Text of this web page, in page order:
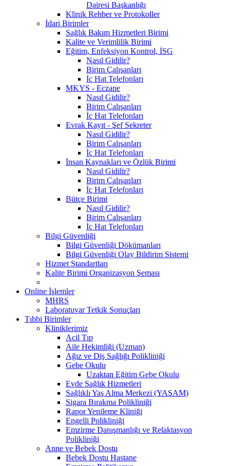
Dairesi Başkanlığı
Klinik Rehber ve Protokoller
İdari Birimler
Sağlık Bakım Hizmetleri Birimi
Kalite ve Verimlilik Birimi
Eğitim, Enfeksiyon Kontrol, İSG
Nasıl Gidilir?
Birim Çalışanları
İç Hat Telefonları
MKYS - Eczane
Nasıl Gidilir?
Birim Çalışanları
İç Hat Telefonları
Evrak Kayıt - Şef Sekreter
Nasıl Gidilir?
Birim Çalışanları
İç Hat Telefonları
İnsan Kaynakları ve Özlük Birimi
Nasıl Gidilir?
Birim Çalışanları
İç Hat Telefonları
Bütçe Birimi
Nasıl Gidilir?
Birim Çalışanları
İç Hat Telefonları
Bilgi Güvenliği
Bilgi Güvenliği Dökümanları
Bilgi Güvenliği Olay Bildirim Sistemi
Hizmet Standartları
Kalite Birimi Organizasyon Şeması
Online İşlemler
MHRS
Laboratuvar Tetkik Sonuçları
Tıbbi Birimler
Kliniklerimiz
Acil Tıp
Aile Hekimliği (Uzman)
Ağız ve Diş Sağlığı Polikliniği
Gebe Okulu
Uzaktan Eğitim Gebe Okulu
Evde Sağlık Hizmetleri
Sağlıklı Yaş Alma Merkezi (YAŞAM)
Sigara Bırakma Polikliniği
Rapor Yenileme Kliniği
Engelli Polikliniği
Emzirme Danışmanlığı ve Relaktasyon
Polikliniği
Anne ve Bebek Dostu
Bebek Dostu Hastane